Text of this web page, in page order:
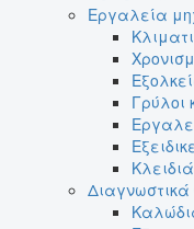
Εργαλεία
Γρύλοι